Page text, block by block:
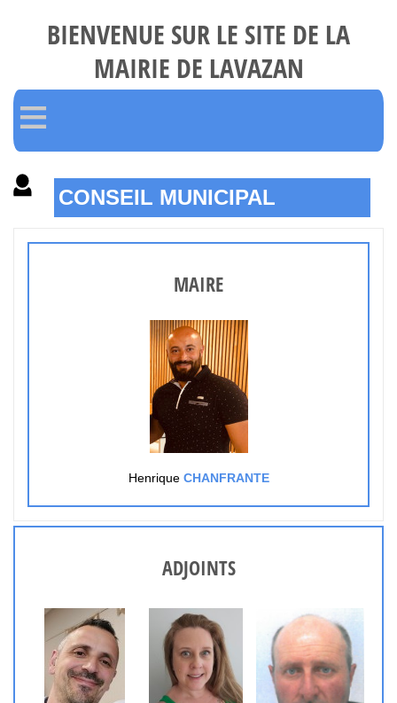
BIENVENUE SUR LE SITE DE LA
MAIRIE DE LAVAZAN
≡
CONSEIL MUNICIPAL
MAIRE
Henrique CHANFRANTE
ADJOINTS